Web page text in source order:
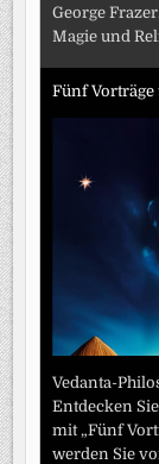
George
Magie und
Fünf
Vedanta-
Entdecken
mit „Fünf
werden Sie